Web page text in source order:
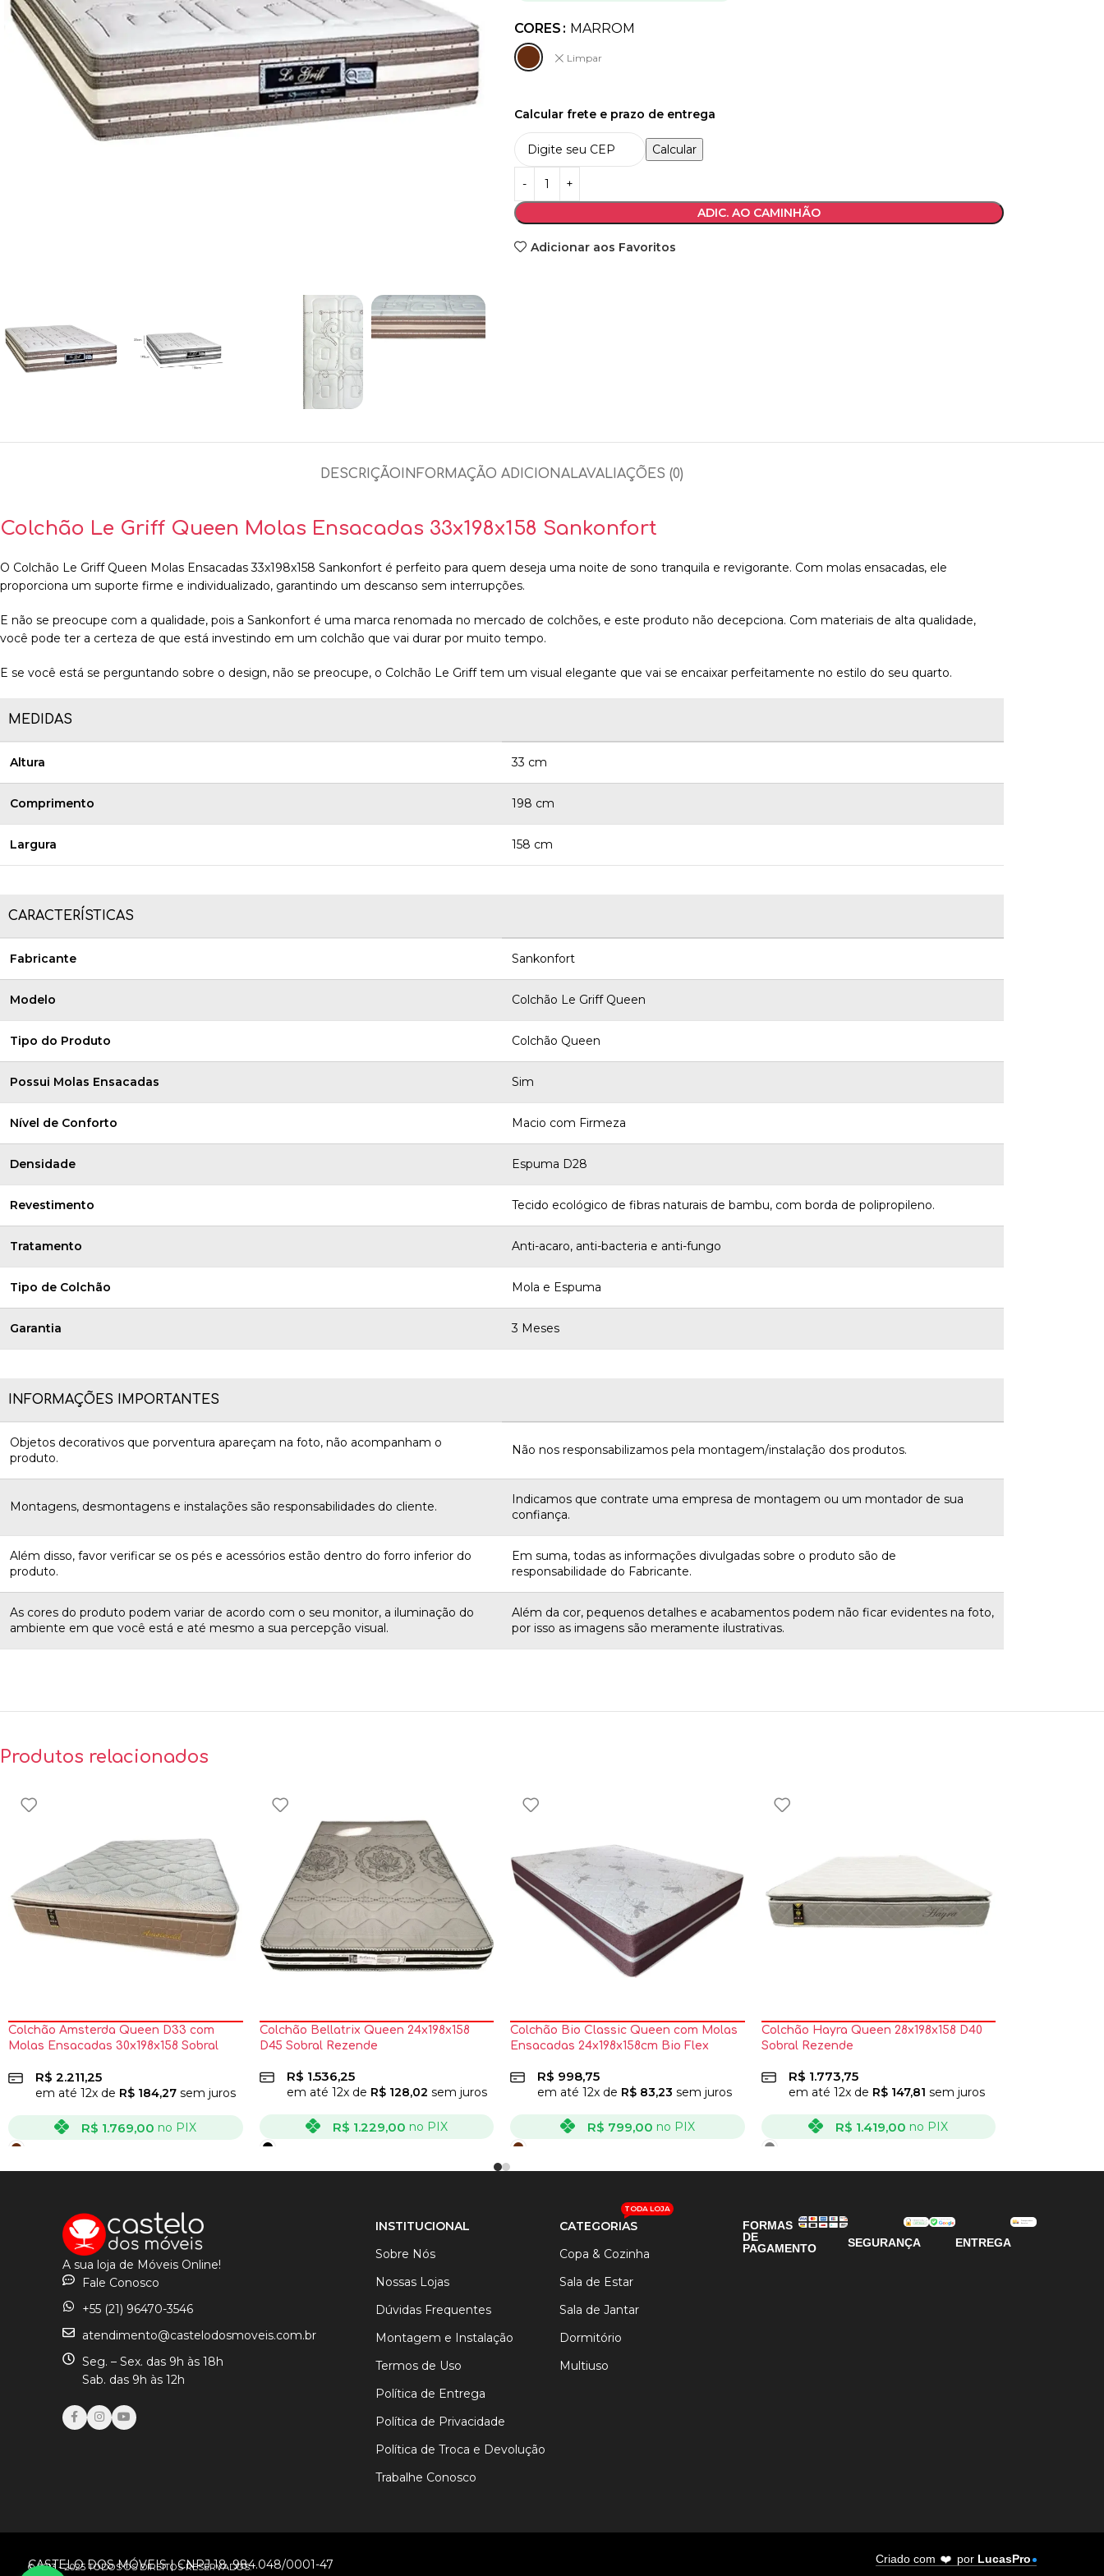
CORES MARROM
Limpar
Calcular frete e prazo de entrega
Calcular
ADIC. AO CAMINHÃO
Adicionar aos Favoritos
DESCRIÇÃO INFORMAÇÃO ADICIONALAVALIAÇÕES (0)
Colchão Le Griff Queen Molas Ensacadas 33x198x158 Sankonfort
O Colchão Le Griff Queen Molas Ensacadas 33x198x158 Sankonfort é perfeito para quem deseja uma noite de sono tranquila e revigorante. Com molas ensacadas, ele
proporciona um suporte firme e individualizado, garantindo um descanso sem interrupções.
E não se preocupe com a qualidade, pois a Sankonfort é uma marca renomada no mercado de colchões, e este produto não decepciona. Com materiais de alta qualidade,
você pode ter a certeza de que está investindo em um colchão que vai durar por muito tempo.
E se você está se perguntando sobre o design, não se preocupe, o Colchão Le Griff tem um visual elegante que vai se encaixar perfeitamente no estilo do seu quarto.
MEDIDAS
Altura 33 cm
Comprimento 198 cm
Largura 158 cm
CARACTERÍSTICAS
Fabricante Sankonfort
Modelo Colchão Le Griff Queen
Tipo do Produto Colchão Queen
Possui Molas Ensacadas Sim
Nível de Conforto Macio com Firmeza
Densidade Espuma D28
Revestimento Tecido ecológico de fibras naturais de bambu, com borda de polipropileno.
Tratamento Anti-acaro, anti-bacteria e anti-fungo
Tipo de Colchão Mola e Espuma
Garantia 3 Meses
INFORMAÇÕES IMPORTANTES
Objetos decorativos que porventura apareçam na foto, não acompanham o
produto.
Não nos responsabilizamos pela montagem/instalação dos produtos.
Montagens, desmontagens e instalações são responsabilidades do cliente.
Indicamos que contrate uma empresa de montagem ou um montador de sua
confiança.
Além disso, favor verificar se os pés e acessórios estão dentro do forro inferior do
produto.
Em suma, todas as informações divulgadas sobre o produto são de
responsabilidade do Fabricante.
As cores do produto podem variar de acordo com o seu monitor, a iluminação do
ambiente em que você está e até mesmo a sua percepção visual.
Além da cor, pequenos detalhes e acabamentos podem não ficar evidentes na foto,
por isso as imagens são meramente ilustrativas.
Produtos relacionados
Colchão Amsterda Queen D33 com
Molas Ensacadas 30x198x158 Sobral
R$ 2.211,25
em até 12x de R$ 184,27 sem juros
R$ 1.769,00 no PIX
VER OPÇÕES
Colchão Bellatrix Queen 24x198x158
D45 Sobral Rezende
R$ 1.536,25
em até 12x de R$128,02 sem juros
R$ 1.229,00 no PIX
VER OPÇÕES
Colchão Bio Classic Queen com Molas
Ensacadas 24x198x158cm Bio Flex
R$ 998,75
em até 12x de R$ 83,23 sem juros
R$ 799,00 no PIX
VER OPÇÕES
Colchão Hayra Queen 28x198x158 D40
Sobral Rezende
R$ 1.773,75
em até 12x de R$147,81 sem juros
R$ 1.419,00 no PIX
VER OPÇÕES VER OPÇÕES
A sua loja de Móveis Online!
Fale Conosco
+55 (21) 96470-3546
atendimento@castelodosmoveis.com.br
Seg. – Sex. das 9h às 18h
Sab. das 9h às 12h
INSTITUCIONAL
Sobre Nós
Nossas Lojas
Dúvidas Frequentes
Montagem e Instalação
Termos de Uso
Política de Entrega
Política de Privacidade
Política de Troca e Devolução
Trabalhe Conosco
CATEGORIAS
TODA LOJA
Copa & Cozinha
Sala de Estar
Sala de Jantar
Dormitório
Multiuso
FORMAS
DE
PAGAMENTO
SEGURANÇA ENTREGA
CASTELO DOS MÓVEIS | CNPJ 18. 984.048/0001-47
© 2013 - 2025 TODOS OS DIREITOS RESERVADOS.
Criado com ❤️ por LucasPro